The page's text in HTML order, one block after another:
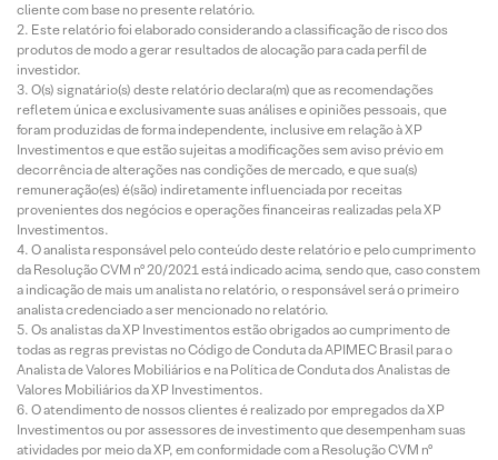
cliente com base no presente relatório.
Este relatório foi elaborado considerando a classificação de risco dos
produtos de modo a gerar resultados de alocação para cada perfil de
investidor.
O(s) signatário(s) deste relatório declara(m) que as recomendações
refletem única e exclusivamente suas análises e opiniões pessoais, que
foram produzidas de forma independente, inclusive em relação à XP
Investimentos e que estão sujeitas a modificações sem aviso prévio em
decorrência de alterações nas condições de mercado, e que sua(s)
remuneração(es) é(são) indiretamente influenciada por receitas
provenientes dos negócios e operações financeiras realizadas pela XP
Investimentos.
O analista responsável pelo conteúdo deste relatório e pelo cumprimento
da Resolução CVM nº 20/2021 está indicado acima, sendo que, caso constem
a indicação de mais um analista no relatório, o responsável será o primeiro
analista credenciado a ser mencionado no relatório.
Os analistas da XP Investimentos estão obrigados ao cumprimento de
todas as regras previstas no Código de Conduta da APIMEC Brasil para o
Analista de Valores Mobiliários e na Política de Conduta dos Analistas de
Valores Mobiliários da XP Investimentos.
O atendimento de nossos clientes é realizado por empregados da XP
Investimentos ou por assessores de investimento que desempenham suas
atividades por meio da XP, em conformidade com a Resolução CVM nº